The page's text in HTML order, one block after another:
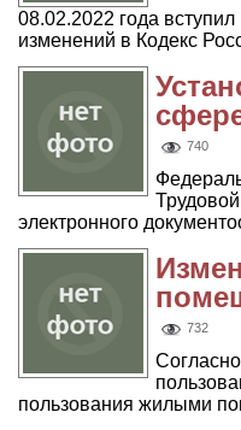
08.02.2022 года
изменений в Кодекс
740
электронного
732
пользования жилыми